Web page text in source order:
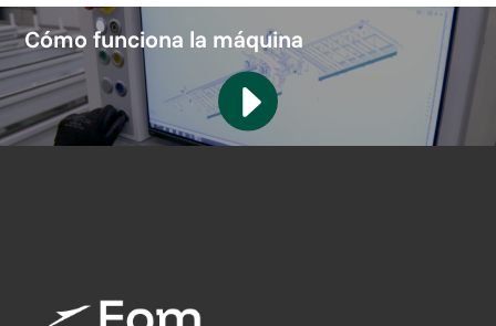
Cómo funciona la máquina